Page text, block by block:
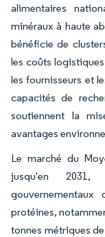
alimentaires
minéraux à haute
bénéficie de
les coûts
les fournisseurs et
capacités de
soutiennent la
avantages
Le marché du
jusqu'en 2031,
protéines,
tonnes métriques